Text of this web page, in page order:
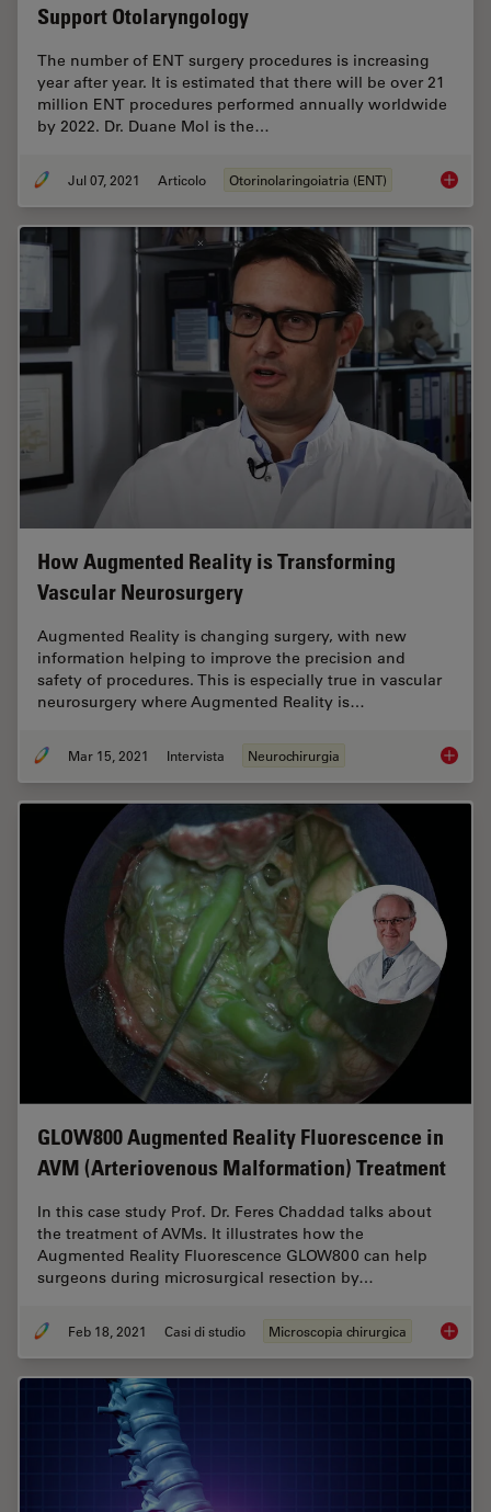
Support Otolaryngology
The number of ENT surgery procedures is increasing
year after year. It is estimated that there will be over 21
million ENT procedures performed annually worldwide
by 2022. Dr. Duane Mol is the…
Jul 07, 2021 Articolo Otorinolaringoiatria (ENT) How
How Augmented Reality is Transforming
Vascular Neurosurgery
Augmented Reality is changing surgery, with new
information helping to improve the precision and
safety of procedures. This is especially true in vascular
neurosurgery where Augmented Reality is…
Mar 15, 2021 Intervista Neurochirurgia How
GLOW800 Augmented Reality Fluorescence in
AVM (Arteriovenous Malformation) Treatment
In this case study Prof. Dr. Feres Chaddad talks about
the treatment of AVMs. It illustrates how the
Augmented Reality Fluorescence GLOW800 can help
surgeons during microsurgical resection by…
Feb 18, 2021 Casi di studio Microscopia chirurgica